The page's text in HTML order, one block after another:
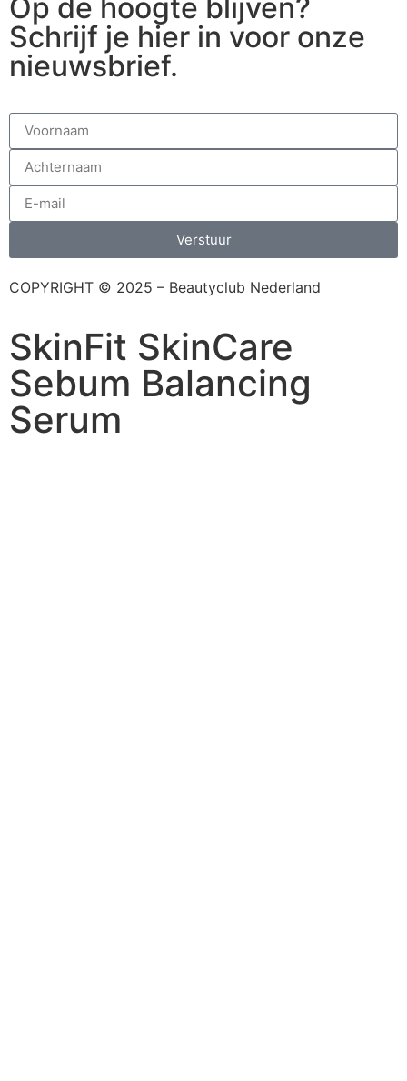
Op de hoogte blijven?
Schrijf je hier in voor onze
nieuwsbrief.
Verstuur
COPYRIGHT © 2025 – Beautyclub Nederland
SkinFit SkinCare
Sebum Balancing
Serum